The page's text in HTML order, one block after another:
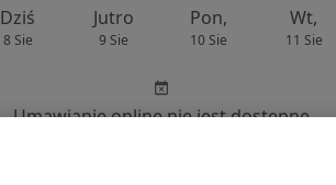
Dziś
8 Sie
Jutro
9 Sie
Pon,
10 Sie
Wt,
11 Sie
Umawianie online nie jest dostępne